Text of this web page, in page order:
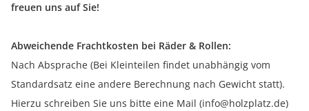
freuen uns auf Sie!
Abweichende Frachtkosten bei Räder & Rollen:
Nach Absprache (Bei Kleinteilen findet unabhängig vom
Standardsatz eine andere Berechnung nach Gewicht statt).
Hierzu schreiben Sie uns bitte eine Mail (info@holzplatz.de)